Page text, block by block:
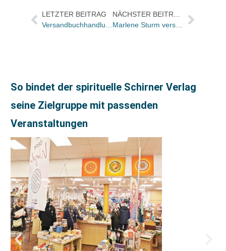
LETZTER BEITRAG
So bindet der spirituelle Schirner Verlag
seine Zielgruppe mit passenden
Veranstaltungen